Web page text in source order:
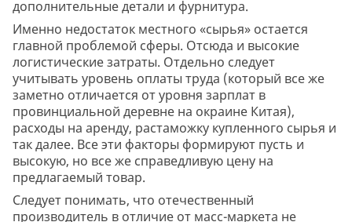
дополнительные детали и фурнитура.
Именно недостаток местного «сырья» остается
главной проблемой сферы. Отсюда и высокие
логистические затраты. Отдельно следует
учитывать уровень оплаты труда (который все же
заметно отличается от уровня зарплат в
провинциальной деревне на окраине Китая),
расходы на аренду, растаможку купленного сырья и
так далее. Все эти факторы формируют пусть и
высокую, но все же справедливую цену на
предлагаемый товар.
Следует понимать, что отечественный
производитель в отличие от масс-маркета не